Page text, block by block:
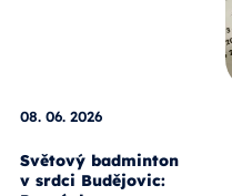
08. 06. 2026
Světový badminton
v srdci Budějovic: